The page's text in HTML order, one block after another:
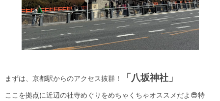
まずは、京都駅からのアクセス抜群！ 「八坂神社」
ここを拠点に近辺の社寺めぐりをめちゃくちゃオススメだよ😎特